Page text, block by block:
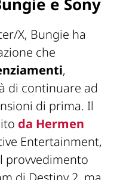
X, Bungie ha
che
,
di continuare ad
di prima. Il
da Hermen
Entertainment,
provvedimento